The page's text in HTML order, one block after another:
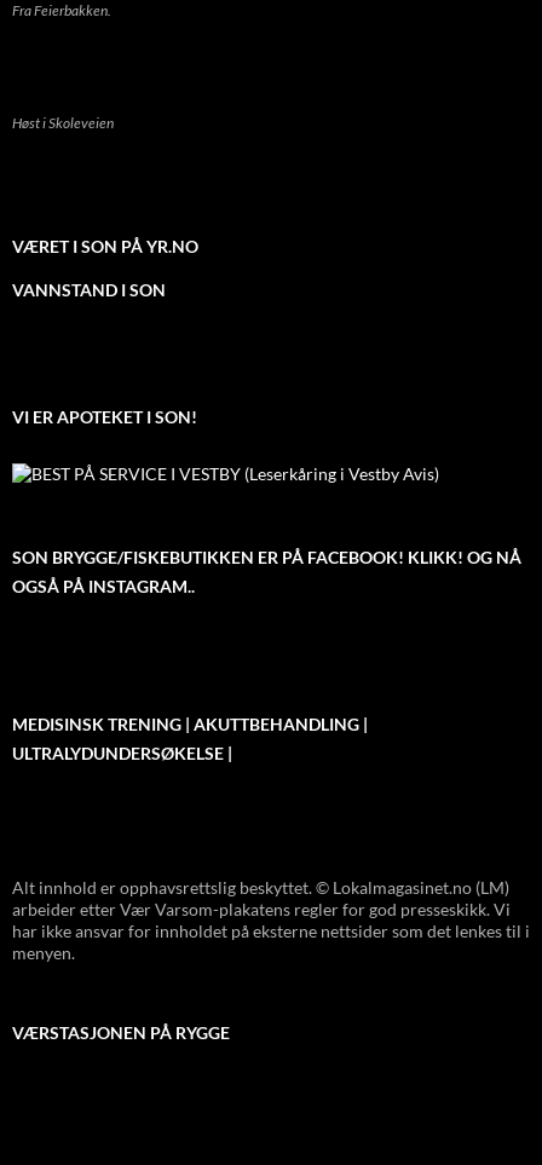
Fra Feierbakken.
Høst i Skoleveien
VÆRET I SON PÅ YR.NO
VANNSTAND I SON
VI ER APOTEKET I SON!
SON BRYGGE/FISKEBUTIKKEN ER PÅ FACEBOOK! KLIKK! OG NÅ
OGSÅ PÅ INSTAGRAM..
MEDISINSK TRENING | AKUTTBEHANDLING |
ULTRALYDUNDERSØKELSE |
Alt innhold er opphavsrettslig beskyttet. © Lokalmagasinet.no (LM)
arbeider etter Vær Varsom-plakatens regler for god presseskikk. Vi
har ikke ansvar for innholdet på eksterne nettsider som det lenkes til i
menyen.
VÆRSTASJONEN PÅ RYGGE